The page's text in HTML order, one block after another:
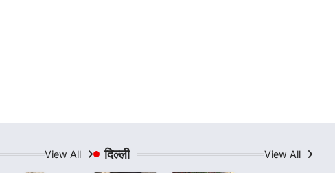
View All दिल्ली View All